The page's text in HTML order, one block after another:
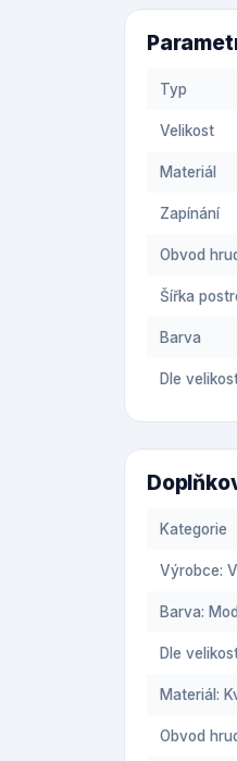
Typ
Velikost
Materiál
Zapínání
Obvod
Šířka
Barva
Dle
Kategorie
Výrobce:
Barva:
Dle
Materiál:
Obvod